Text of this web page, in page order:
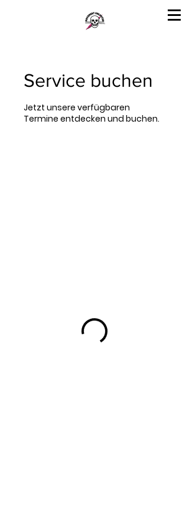
Service buchen
Jetzt unsere verfügbaren
Termine entdecken und buchen.